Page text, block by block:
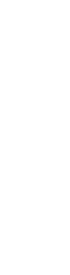
81 2026, Panitia